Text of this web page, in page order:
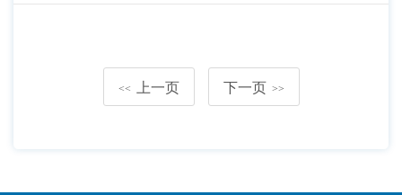
<< 上一页 下一页 >>